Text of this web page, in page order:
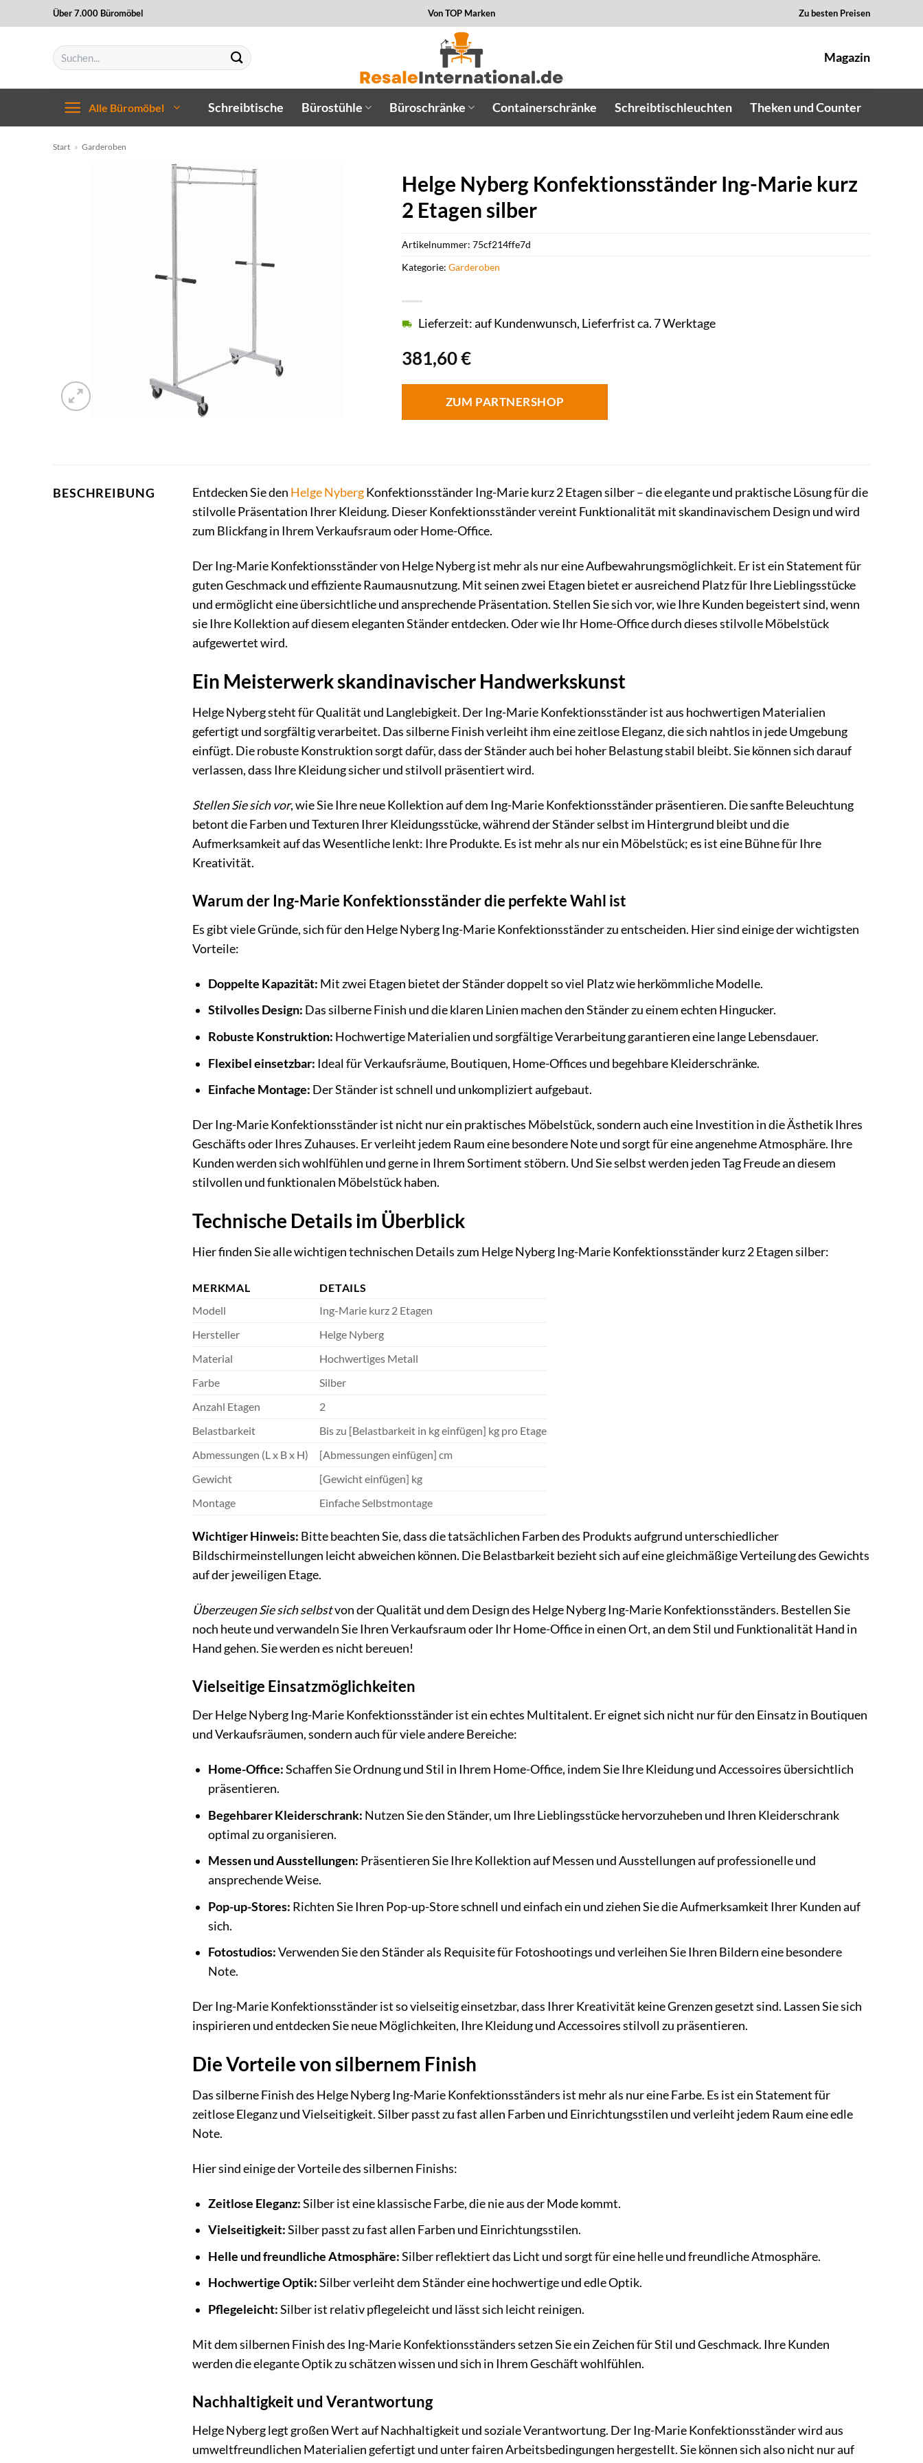
Inhalt
Über 7.000 Büromöbel Von TOP Marken Zu besten Preisen
Suchen
nach:
Magazin
Alle Büromöbel Schreibtische Bürostühle Büroschränke Containerschränke Schreibtischleuchten Theken und Counter
Start » Garderoben
Helge Nyberg Konfektionsständer Ing-Marie kurz
2 Etagen silber
381,60€
Lieferzeit: auf Kundenwunsch, Lieferfrist ca. 7 Werktage
ZUM PARTNERSHOP
Artikelnummer:75cf214ffe7d
Kategorie:Garderoben
BESCHREIBUNG Entdecken Sie den Helge NybergKonfektionsständer Ing-Marie kurz 2 Etagen silber – die elegante und praktische Lösung für die
stilvolle Präsentation Ihrer Kleidung. Dieser Konfektionsständer vereint Funktionalität mit skandinavischem Design und wird
zum Blickfang in Ihrem Verkaufsraum oder Home-Office.
Der Ing-Marie Konfektionsständer von Helge Nyberg ist mehr als nur eine Aufbewahrungsmöglichkeit. Er ist ein Statement für
guten Geschmack und effiziente Raumausnutzung. Mit seinen zwei Etagen bietet er ausreichend Platz für Ihre Lieblingsstücke
und ermöglicht eine übersichtliche und ansprechende Präsentation. Stellen Sie sich vor, wie Ihre Kunden begeistert sind, wenn
sie Ihre Kollektion auf diesem eleganten Ständer entdecken. Oder wie Ihr Home-Office durch dieses stilvolle Möbelstück
aufgewertet wird.
Ein Meisterwerk skandinavischer Handwerkskunst
Helge Nyberg steht für Qualität und Langlebigkeit. Der Ing-Marie Konfektionsständer ist aus hochwertigen Materialien
gefertigt und sorgfältig verarbeitet. Das silberne Finish verleiht ihm eine zeitlose Eleganz, die sich nahtlos in jede Umgebung
einfügt. Die robuste Konstruktion sorgt dafür, dass der Ständer auch bei hoher Belastung stabil bleibt. Sie können sich darauf
verlassen, dass Ihre Kleidung sicher und stilvoll präsentiert wird.
Stellen Sie sich vor, wie Sie Ihre neue Kollektion auf dem Ing-Marie Konfektionsständer präsentieren. Die sanfte Beleuchtung
betont die Farben und Texturen Ihrer Kleidungsstücke, während der Ständer selbst im Hintergrund bleibt und die
Aufmerksamkeit auf das Wesentliche lenkt: Ihre Produkte. Es ist mehr als nur ein Möbelstück; es ist eine Bühne für Ihre
Kreativität.
Warum der Ing-Marie Konfektionsständer die perfekte Wahl ist
Es gibt viele Gründe, sich für den Helge Nyberg Ing-Marie Konfektionsständer zu entscheiden. Hier sind einige der wichtigsten
Vorteile:
Doppelte Kapazität: Mit zwei Etagen bietet der Ständer doppelt so viel Platz wie herkömmliche Modelle.
Stilvolles Design: Das silberne Finish und die klaren Linien machen den Ständer zu einem echten Hingucker.
Robuste Konstruktion: Hochwertige Materialien und sorgfältige Verarbeitung garantieren eine lange Lebensdauer.
Flexibel einsetzbar: Ideal für Verkaufsräume, Boutiquen, Home-Offices und begehbare Kleiderschränke.
Einfache Montage: Der Ständer ist schnell und unkompliziert aufgebaut.
Der Ing-Marie Konfektionsständer ist nicht nur ein praktisches Möbelstück, sondern auch eine Investition in die Ästhetik Ihres
Geschäfts oder Ihres Zuhauses. Er verleiht jedem Raum eine besondere Note und sorgt für eine angenehme Atmosphäre. Ihre
Kunden werden sich wohlfühlen und gerne in Ihrem Sortiment stöbern. Und Sie selbst werden jeden Tag Freude an diesem
stilvollen und funktionalen Möbelstück haben.
Technische Details im Überblick
Hier finden Sie alle wichtigen technischen Details zum Helge Nyberg Ing-Marie Konfektionsständer kurz 2 Etagen silber:
MERKMAL
DETAILS
Modell
Ing-Marie kurz 2 Etagen
Hersteller
Helge Nyberg
Material
Hochwertiges Metall
Farbe
Silber
Anzahl Etagen
2
Belastbarkeit
Bis zu [Belastbarkeit in kg einfügen] kg pro Etage
Abmessungen (L x B x H)
[Abmessungen einfügen] cm
Gewicht
[Gewicht einfügen] kg
Montage
Einfache Selbstmontage
Wichtiger Hinweis: Bitte beachten Sie, dass die tatsächlichen Farben des Produkts aufgrund unterschiedlicher
Bildschirmeinstellungen leicht abweichen können. Die Belastbarkeit bezieht sich auf eine gleichmäßige Verteilung des Gewichts
auf der jeweiligen Etage.
Überzeugen Sie sich selbstvon der Qualität und dem Design des Helge Nyberg Ing-Marie Konfektionsständers. Bestellen Sie
noch heute und verwandeln Sie Ihren Verkaufsraum oder Ihr Home-Office in einen Ort, an dem Stil und Funktionalität Hand in
Hand gehen. Sie werden es nicht bereuen!
Vielseitige Einsatzmöglichkeiten
Der Helge Nyberg Ing-Marie Konfektionsständer ist ein echtes Multitalent. Er eignet sich nicht nur für den Einsatz in Boutiquen
und Verkaufsräumen, sondern auch für viele andere Bereiche:
Home-Office:Schaffen Sie Ordnung und Stil in Ihrem Home-Office, indem Sie Ihre Kleidung und Accessoires übersichtlich
präsentieren.
Begehbarer Kleiderschrank: Nutzen Sie den Ständer, um Ihre Lieblingsstücke hervorzuheben und Ihren Kleiderschrank
optimal zu organisieren.
Messen und Ausstellungen: Präsentieren Sie Ihre Kollektion auf Messen und Ausstellungen auf professionelle und
ansprechende Weise.
Pop-up-Stores: Richten Sie Ihren Pop-up-Store schnell und einfach ein und ziehen Sie die Aufmerksamkeit Ihrer Kunden auf
sich.
Fotostudios:Verwenden Sie den Ständer als Requisite für Fotoshootings und verleihen Sie Ihren Bildern eine besondere
Note.
Der Ing-Marie Konfektionsständer ist so vielseitig einsetzbar, dass Ihrer Kreativität keine Grenzen gesetzt sind. Lassen Sie sich
inspirieren und entdecken Sie neue Möglichkeiten, Ihre Kleidung und Accessoires stilvoll zu präsentieren.
Die Vorteile von silbernem Finish
Das silberne Finish des Helge Nyberg Ing-Marie Konfektionsständers ist mehr als nur eine Farbe. Es ist ein Statement für
zeitlose Eleganz und Vielseitigkeit. Silber passt zu fast allen Farben und Einrichtungsstilen und verleiht jedem Raum eine edle
Note.
Hier sind einige der Vorteile des silbernen Finishs:
Zeitlose Eleganz:Silber ist eine klassische Farbe, die nie aus der Mode kommt.
Vielseitigkeit:Silber passt zu fast allen Farben und Einrichtungsstilen.
Helle und freundliche Atmosphäre:Silber reflektiert das Licht und sorgt für eine helle und freundliche Atmosphäre.
Hochwertige Optik:Silber verleiht dem Ständer eine hochwertige und edle Optik.
Pflegeleicht:Silber ist relativ pflegeleicht und lässt sich leicht reinigen.
Mit dem silbernen Finish des Ing-Marie Konfektionsständers setzen Sie ein Zeichen für Stil und Geschmack. Ihre Kunden
werden die elegante Optik zu schätzen wissen und sich in Ihrem Geschäft wohlfühlen.
Nachhaltigkeit und Verantwortung
Helge Nyberg legt großen Wert auf Nachhaltigkeit und soziale Verantwortung. Der Ing-Marie Konfektionsständer wird aus
umweltfreundlichen Materialien gefertigt und unter fairen Arbeitsbedingungen hergestellt. Sie können sich also nicht nur auf